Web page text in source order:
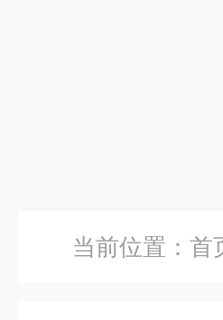
当前位置： 首